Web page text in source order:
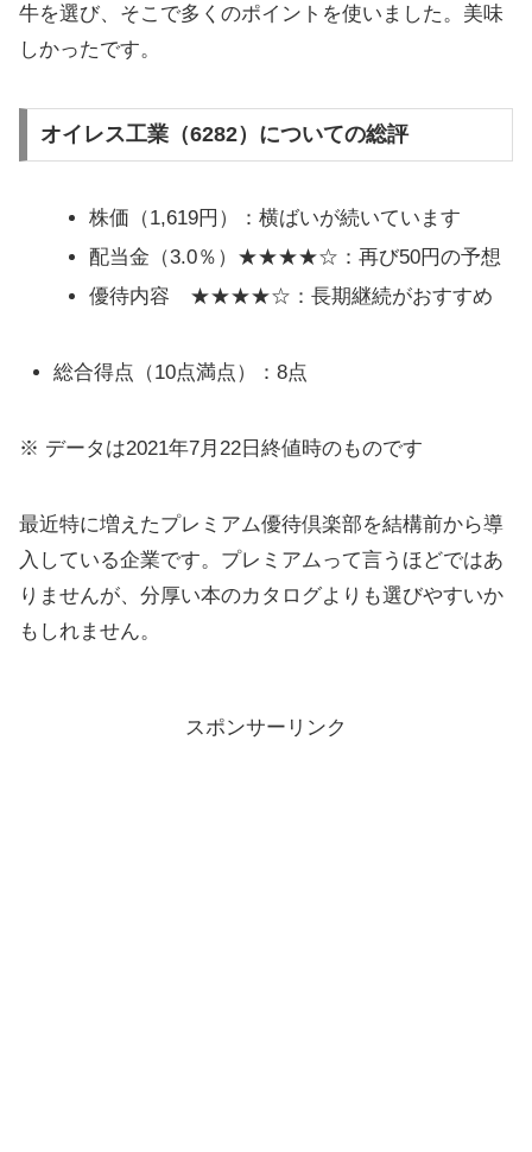
牛を選び、そこで多くのポイントを使いました。美味
しかったです。
オイレス工業（6282）についての総評
株価（1,619円）：横ばいが続いています
配当金（3.0％）★★★★☆：再び50円の予想
優待内容 ★★★★☆：長期継続がおすすめ
総合得点（10点満点）：8点
※ データは2021年7月22日終値時のものです
最近特に増えたプレミアム優待倶楽部を結構前から導
入している企業です。プレミアムって言うほどではあ
りませんが、分厚い本のカタログよりも選びやすいか
もしれません。
スポンサーリンク